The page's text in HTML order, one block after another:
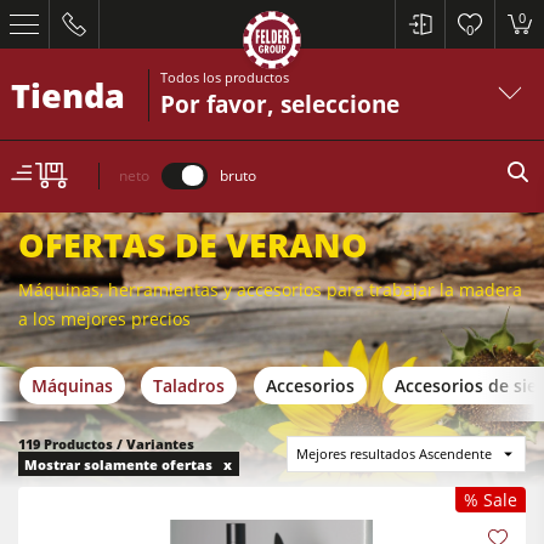
0
0
Sierras circulares y escuadradoras
Cepilladoras-regruesadoras
Tupís
Escuadradoras-tupís
Tienda Todos los productos
Por favor, seleccione
neto bruto
OFERTAS DE VERANO
Máquinas, herramientas y accesorios para trabajar la madera
a los mejores precios
Máquinas Taladros Accesorios Accesorios de
119 Productos / Variantes
Mostrar solamente ofertas x
Mejores resultados Ascendente
% Sale